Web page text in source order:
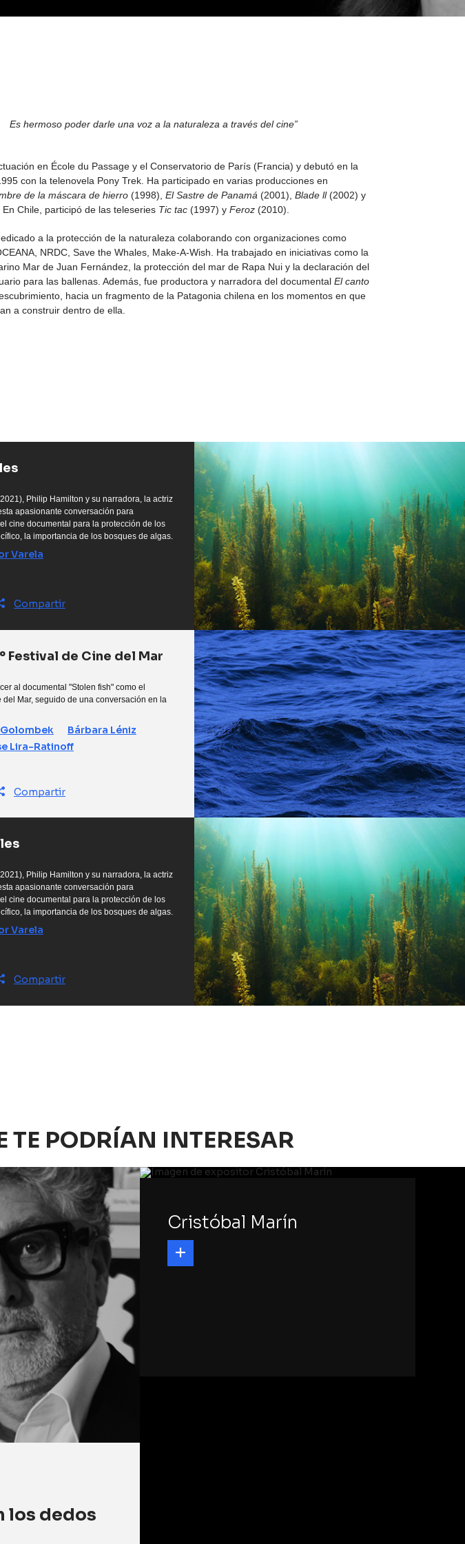
Es hermoso poder darle una voz a la naturaleza a través del cine”
en École du Passage y el Conservatorio de París (Francia) y debutó en la
con la telenovela Pony Trek. Ha participado en varias producciones en
de la máscara de hierro (1998),El Sastre de Panamá (2001),Blade ll(2002) y
En Chile, participó de las teleseries Tic tac (1997) yFeroz (2010).
a la protección de la naturaleza colaborando con organizaciones como
NRDC, Save the Whales, Make-A-Wish. Ha trabajado en iniciativas como la
Mar de Juan Fernández, la protección del mar de Rapa Nui y la declaración del
para las ballenas. Además, fue productora y narradora del documentalEl canto
hacia un fragmento de la Patagonia chilena en los momentos en que
a construir dentro de ella.
Philip Hamilton y su narradora, la actriz
apasionante conversación para
cine documental para la protección de los
la importancia de los bosques de algas.
Varela
Compartir
Festival de Cine del Mar
al documental "Stolen fish" como el
Mar, seguido de una conversación en la
Bárbara Léniz
Lira-Ratinoff
Compartir
Philip Hamilton y su narradora, la actriz
apasionante conversación para
cine documental para la protección de los
la importancia de los bosques de algas.
Varela
Compartir
TE PODRÍAN INTERESAR
los dedos
Cristóbal Marín